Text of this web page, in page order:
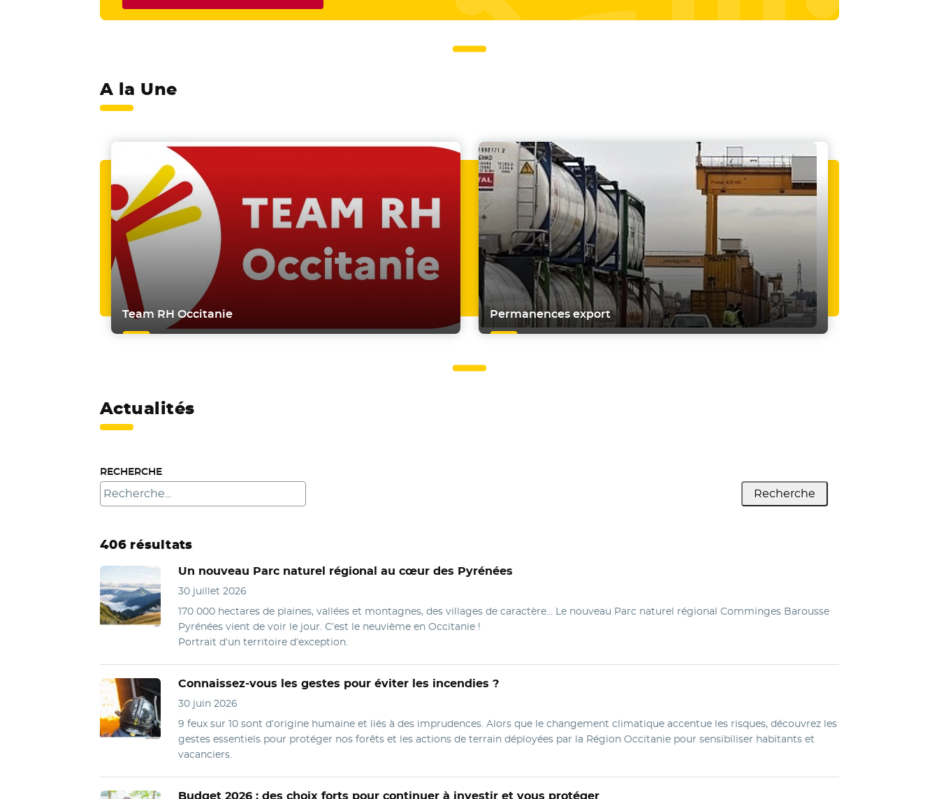
A la Une
Team RH Occitanie Permanences export
Actualités
RECHERCHE
Recherche
406 résultats
Un nouveau Parc naturel régional au cœur des Pyrénées
30 juillet 2026
170 000 hectares de plaines, vallées et montagnes, des villages de caractère… Le nouveau Parc naturel régional Comminges Barousse
Pyrénées vient de voir le jour. C’est le neuvième en Occitanie !
Portrait d’un territoire d’exception.
Connaissez-vous les gestes pour éviter les incendies ?
30 juin 2026
9 feux sur 10 sont d’origine humaine et liés à des imprudences. Alors que le changement climatique accentue les risques, découvrez les
gestes essentiels pour protéger nos forêts et les actions de terrain déployées par la Région Occitanie pour sensibiliser habitants et
vacanciers.
Budget 2026 : des choix forts pour continuer à investir et vous protéger